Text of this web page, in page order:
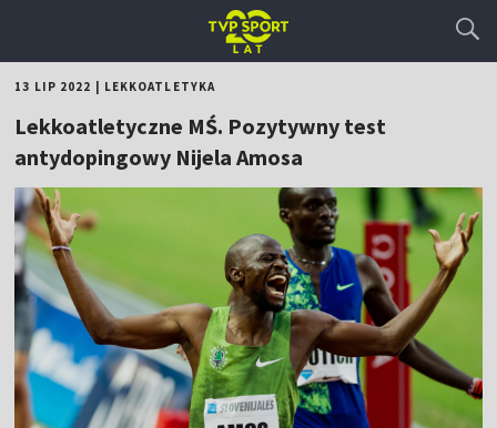
13 LIP 2022 LEKKOATLETYKA
Lekkoatletyczne MŚ. Pozytywny test
antydopingowy Nijela Amosa